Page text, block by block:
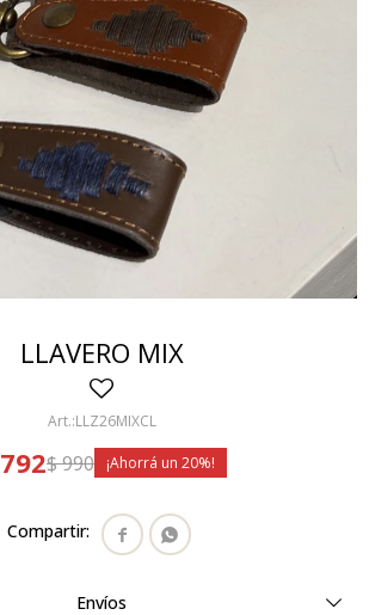
LLAVERO MIX
LLZ26MIXCL
792$990 20
 
Envíos